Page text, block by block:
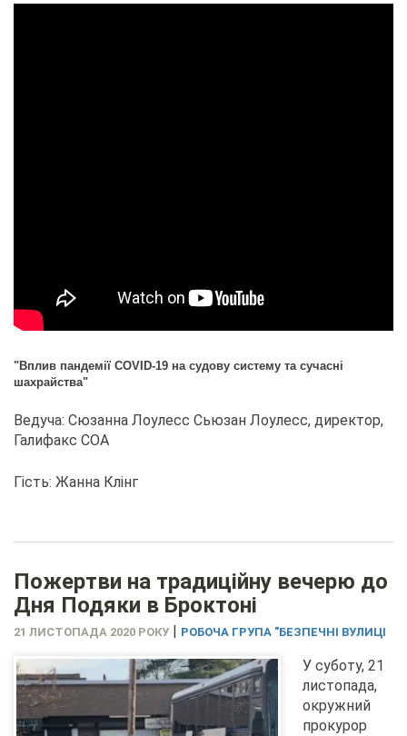
"Вплив пандемії COVID-19 на судову систему та сучасні
шахрайства"
Ведуча: Сюзанна Лоулесс Сьюзан Лоулесс, директор,
Галифакс COA
Гість: Жанна Клінг
Пожертви на традиційну вечерю до
Дня Подяки в Броктоні
21 ЛИСТОПАДА 2020 РОКУ РОБОЧА ГРУПА "БЕЗПЕЧНІ ВУЛИЦІ
У суботу, 21
листопада,
окружний
прокурор